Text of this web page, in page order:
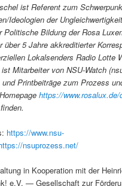
ist Ref­er­ent zum
Ideologien der
Poli­tis­che Bil­dung der Rosa
über 5 Jahre akkred­i­tiert­er
Lokalsenders Radio Lotte
Mitar­beit­er von NSU-Watch
und Print­beiträge zum Prozess
https://
https://www.nsu-
nsuprozess.net/
in Koop­er­a­tion mit der
e.V. — Gesellschaft zur